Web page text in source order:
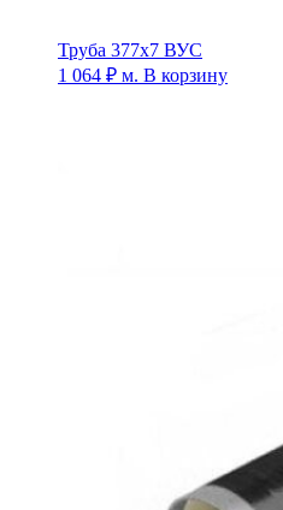
Труба 377х7 ВУС
1 064 ₽ м. В корзину